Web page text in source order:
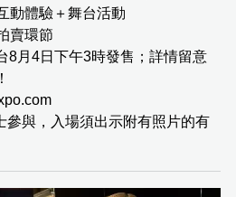
動體驗＋舞台活動
賣環節
8月4日下午3時發售；詳情留意
參與，入場須出示附有照片的有